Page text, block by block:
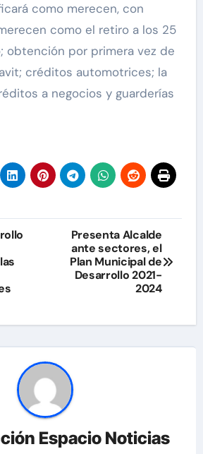
como merecen, con
como el retiro a los 25
obtención por primera vez de
créditos automotrices; la
a negocios y guarderías
Presenta Alcalde
ante sectores, el
Plan Municipal de
Desarrollo 2021-
2024
Espacio Noticias